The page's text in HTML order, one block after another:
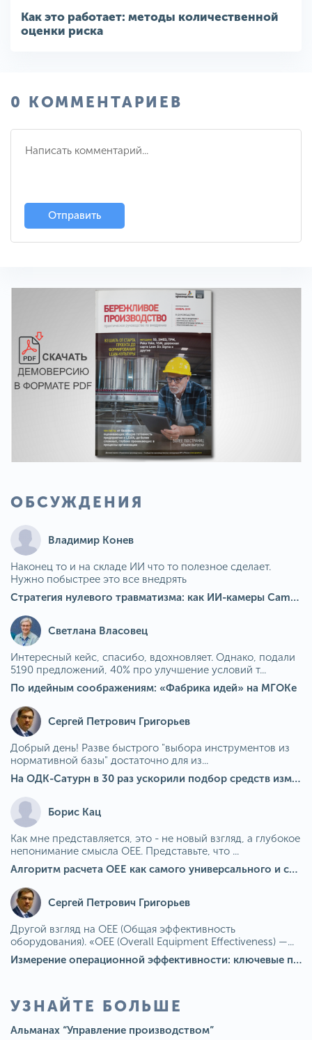
Как это работает: методы количественной
оценки риска
0 КОММЕНТАРИЕВ
Отправить
ОБСУЖДЕНИЯ
Владимир Конев
Наконец то и на складе ИИ что то полезное сделает.
Нужно побыстрее это все внедрять
Стратегия нулевого травматизма: как ИИ-камеры Camkord снижают риск наезда на пешехода при работе на погрузчике
Светлана Власовец
Интересный кейс, спасибо, вдохновляет. Однако, подали
5190 предложений, 40% про улучшение условий т...
По идейным соображениям: «Фабрика идей» на МГОКе
Сергей Петрович Григорьев
Добрый день! Разве быстрого "выбора инструментов из
нормативной базы" достаточно для из...
На ОДК-Сатурн в 30 раз ускорили подбор средств измерения для контроля качества продукции
Борис Кац
Как мне представляется, это - не новый взгляд, а глубокое
непонимание смысла OEE. Представьте, что ...
Алгоритм расчета ОЕЕ как самого универсального и современного показателя эффективности оборудования в мире
Сергей Петрович Григорьев
Другой взгляд на OEE (Общая эффективность
оборудования). «OEE (Overall Equipment Effectiveness) —...
Измерение операционной эффективности: ключевые показатели для непрерывного совершенствования
УЗНАЙТЕ БОЛЬШЕ
Альманах “Управление производством”